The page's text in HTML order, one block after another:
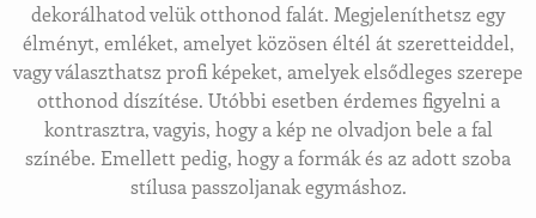
dekorálhatod velük otthonod falát. Megjeleníthetsz egy
élményt, emléket, amelyet közösen éltél át szeretteiddel,
vagy választhatsz profi képeket, amelyek elsődleges szerepe
otthonod díszítése. Utóbbi esetben érdemes figyelni a
kontrasztra, vagyis, hogy a kép ne olvadjon bele a fal
színébe. Emellett pedig, hogy a formák és az adott szoba
stílusa passzoljanak egymáshoz.